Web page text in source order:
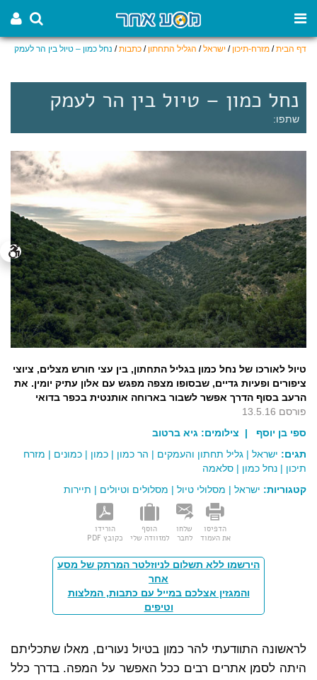
דף הבית/ מזרח-תיכון / ישראל/ הגליל התחתון / כתבות/ נחל כמון – טיול בין הר לעמק
נחל כמון – טיול בין הר לעמק
שתפו:
טיול לאורכו של נחל כמון בגליל התחתון, בין עצי חורש מצלים, ציוצי
ציפורים ופעיות גדיים, שבסופו מצפה מפגש עם אלון עתיק יומין. את
הרעב בסוף הדרך אפשר לשבור בארוחה אותנטית בכפר בדואי
פורסם 13.5.16
ספי בן יוסף
| צילומים: גיא ברטוב
תגים: ישראל | גליל תחתון והעמקים | הר כמון | כמון | כמונים | מזרח
תיכון | נחל כמון | סלאמה
קטגוריות: ישראל | מסלולי טיול | מסלולים וטיולים | תיירות
הדפיסו
את העמוד
שלחו
לחבר
הוסף
למזוודה שלי
הורידו
כקובץ PDF
הירשמו ללא תשלום לניוזלטר המרתק של מסע
אחר
והמגזין אצלכם במייל עם כתבות, המלצות
וטיפים
לראשונה התוודעתי להר כמון בטיול נעורים, מאלו שתכליתם
היתה לסמן אתרים רבים ככל האפשר על המפה. בדרך כלל